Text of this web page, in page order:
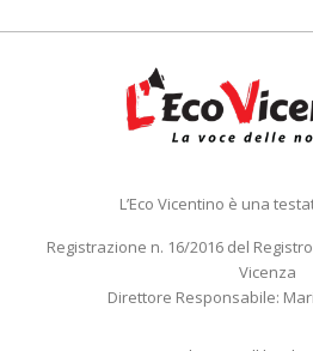
L’Eco Vicentino è una
Registrazione n. 16/2016 del
Vicenza
Direttore Responsabile: